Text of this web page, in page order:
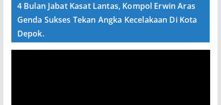
4 Bulan Jabat Kasat Lantas, Kompol Erwin Aras
Genda Sukses Tekan Angka Kecelakaan Di Kota
Depok.